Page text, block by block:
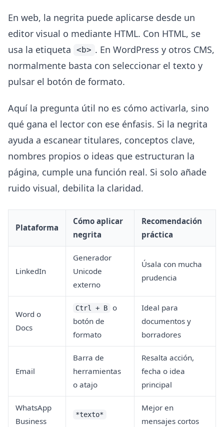
En web, la negrita puede aplicarse desde un
editor visual o mediante HTML. Con HTML, se
usa la etiqueta
<b> . En WordPress y otros CMS,
normalmente basta con seleccionar el texto y
pulsar el botón de formato.
Aquí la pregunta útil no es cómo activarla, sino
qué gana el lector con ese énfasis. Si la negrita
ayuda a escanear titulares, conceptos clave,
nombres propios o ideas que estructuran la
página, cumple una función real. Si solo añade
ruido visual, debilita la claridad.
Plataforma
Cómo aplicar
negrita
Recomendación
práctica
LinkedIn
Generador
Unicode
externo
Úsala con mucha
prudencia
Word o
Docs
Ctrl + B
o
botón de
formato
Ideal para
documentos y
borradores
Email
Barra de
herramientas
o atajo
Resalta acción,
fecha o idea
principal
WhatsApp
Business
*texto*
Mejor en
mensajes cortos